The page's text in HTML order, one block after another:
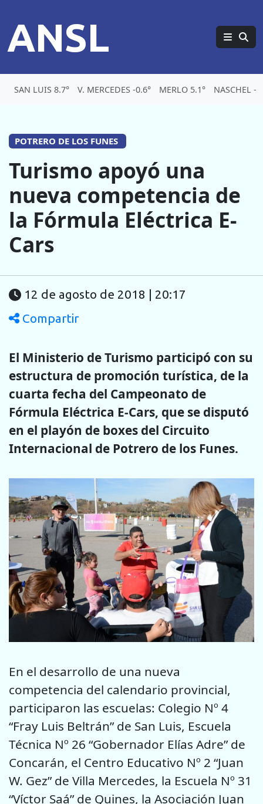
ANSL
SAN LUIS 8.7° V. MERCEDES -0.6° MERLO 5.1° NASCHEL -
POTRERO DE LOS FUNES
Turismo apoyó una
nueva competencia de
la Fórmula Eléctrica E-
Cars
12 de agosto de 2018 | 20:17
Compartir
El Ministerio de Turismo participó con su
estructura de promoción turística, de la
cuarta fecha del Campeonato de
Fórmula Eléctrica E-Cars, que se disputó
en el playón de boxes del Circuito
Internacional de Potrero de los Funes.
En el desarrollo de una nueva
competencia del calendario provincial,
participaron las escuelas: Colegio Nº 4
“Fray Luis Beltrán” de San Luis, Escuela
Técnica Nº 26 “Gobernador Elías Adre” de
Concarán, el Centro Educativo Nº 2 “Juan
W. Gez” de Villa Mercedes, la Escuela Nº 31
“Víctor Saá” de Quines, la Asociación Juan